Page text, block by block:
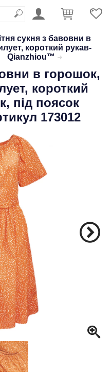
сукня з бавовни в
короткий рукав-
Qianzhiou™
в горошок,
короткий
під поясок
173012